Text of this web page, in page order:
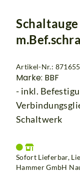
Artikel-Nr.: 871655
Marke: BBF
- inkl.
Schaltwerk
Sofort Lieferbar,
Hammer GmbH